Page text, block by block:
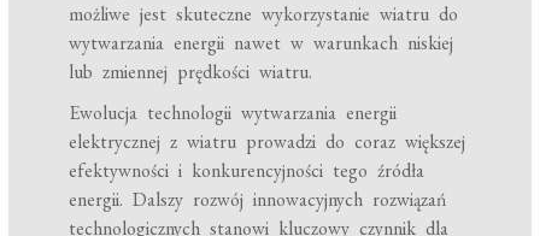
możliwe jest skuteczne wykorzystanie wiatru do
wytwarzania energii nawet w warunkach niskiej
lub zmiennej prędkości wiatru.
Ewolucja technologii wytwarzania energii
elektrycznej z wiatru prowadzi do coraz większej
efektywności i konkurencyjności tego źródła
energii. Dalszy rozwój innowacyjnych rozwiązań
technologicznych stanowi kluczowy czynnik dla